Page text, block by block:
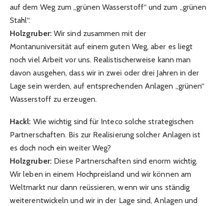
auf dem Weg zum „grünen Wasserstoff“ und zum „grünen
Stahl“.
Holzgruber: Wir sind zusammen mit der
Montanuniversität auf einem guten Weg, aber es liegt
noch viel Arbeit vor uns. Realistischerweise kann man
davon ausgehen, dass wir in zwei oder drei Jahren in der
Lage sein werden, auf entsprechenden Anlagen „grünen“
Wasserstoff zu erzeugen.
Hackl: Wie wichtig sind für Inteco solche strategischen
Partnerschaften. Bis zur Realisierung solcher Anlagen ist
es doch noch ein weiter Weg?
Holzgruber: Diese Partnerschaften sind enorm wichtig.
Wir leben in einem Hochpreisland und wir können am
Weltmarkt nur dann reüssieren, wenn wir uns ständig
weiterentwickeln und wir in der Lage sind, Anlagen und